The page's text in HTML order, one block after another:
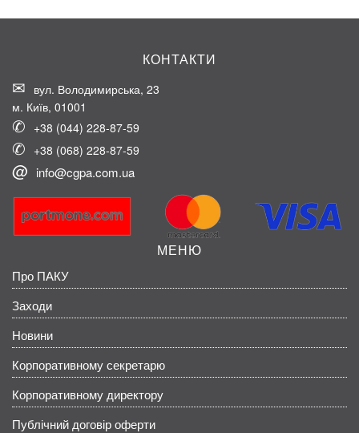
КОНТАКТИ
вул. Володимирська, 23
м. Київ, 01001
+38 (044) 228-87-59
+38 (068) 228-87-59
info@cgpa.com.ua
МЕНЮ
Про ПАКУ
Заходи
Новини
Корпоративному секретарю
Корпоративному директору
Публічний договір оферти